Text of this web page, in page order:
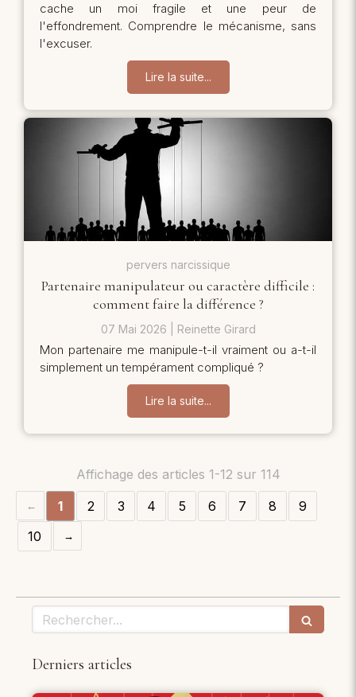
cache un moi fragile et une peur de
l'effondrement. Comprendre le mécanisme, sans
l'excuser.
Lire la suite...
pervers narcissique
Partenaire manipulateur ou caractère difficile :
comment faire la différence ?
07 Mai 2026 Reinette Girard
Mon partenaire me manipule-t-il vraiment ou a-t-il
simplement un tempérament compliqué ?
Lire la suite...
Affichage des articles 1-12 sur 114
1
2 3 4 5 6 7 8
9
10
Rechercher
Derniers articles